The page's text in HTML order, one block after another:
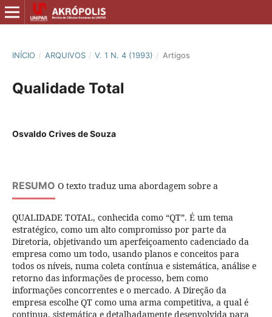
INÍCIO / ARQUIVOS / V. 1 N. 4 (1993) / Artigos
Qualidade Total
Osvaldo Crives de Souza
RESUMO O texto traduz uma abordagem sobre a
QUALIDADE TOTAL, conhecida como “QT”. É um tema
estratégico, como um alto compromisso por parte da
Diretoria, objetivando um aperfeiçoamento cadenciado da
empresa como um todo, usando planos e conceitos para
todos os níveis, numa coleta contínua e sistemática, análise e
retorno das informações de processo, bem como
informações concorrentes e o mercado. A Direção da
empresa escolhe QT como uma arma competitiva, a qual é
continua, sistemática e detalhadamente desenvolvida para